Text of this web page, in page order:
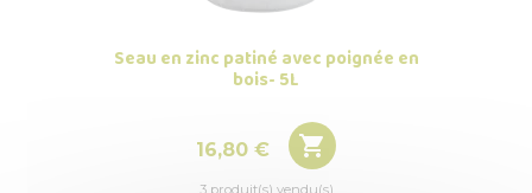
Seau en zinc patiné avec poignée en
bois- 5L
Prix
16,80 € 
3 produit(s) vendu(s)